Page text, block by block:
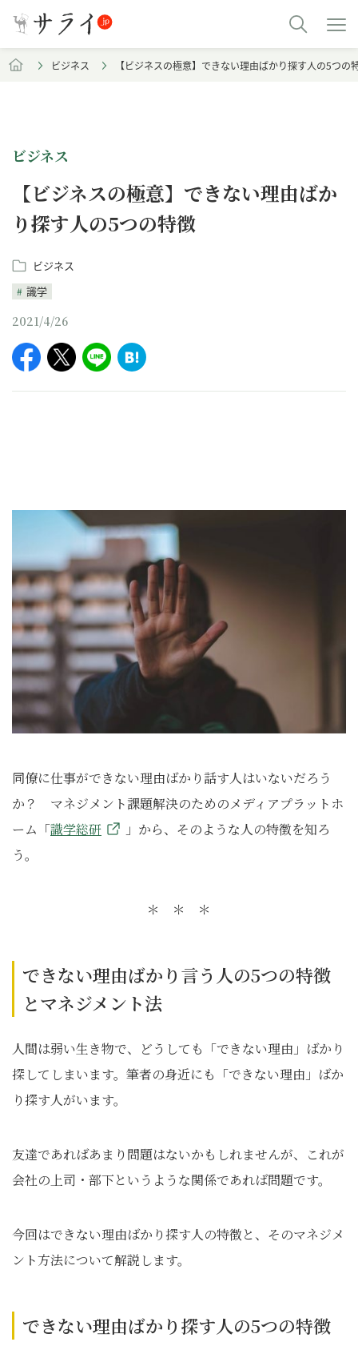
ビジネス 【ビジネスの極意】できない理由ばかり探す人の5つの
ビジネス
【ビジネスの極意】できない理由ばか
り探す人の5つの特徴
ビジネス
識学
2021/4/26
同僚に仕事ができない理由ばかり話す人はいないだろう
か？ マネジメント課題解決のためのメディアプラットホ
ーム「識学総研
」から、そのような人の特徴を知ろ
う。
＊ ＊ ＊
できない理由ばかり言う人の5つの特徴
とマネジメント法
人間は弱い生き物で、どうしても「できない理由」ばかり
探してしまいます。筆者の身近にも「できない理由」ばか
り探す人がいます。
友達であればあまり問題はないかもしれませんが、これが
会社の上司・部下というような関係であれば問題です。
今回はできない理由ばかり探す人の特徴と、そのマネジメ
ント方法について解説します。
できない理由ばかり探す人の5つの特徴